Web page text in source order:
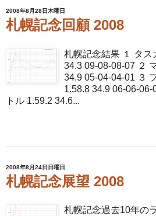
2008年8月28日木曜日
札幌記念回顧 2008
札幌記念結果 １ タス
34.3 09-08-08-07 ２
34.9 05-04-04-01 ３
1.58.8 34.9 06-06-06-
トル 1.59.2 34.6...
2008年8月24日日曜日
札幌記念展望 2008
札幌記念過去10年の